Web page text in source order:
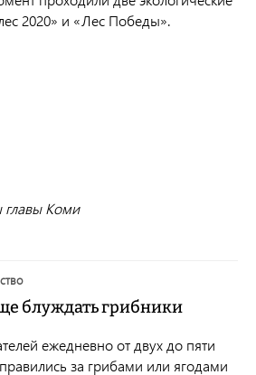
2020» и «Лес Победы».
главы Коми
блуждать грибники
ежедневно от двух до пяти
за грибами или ягодами